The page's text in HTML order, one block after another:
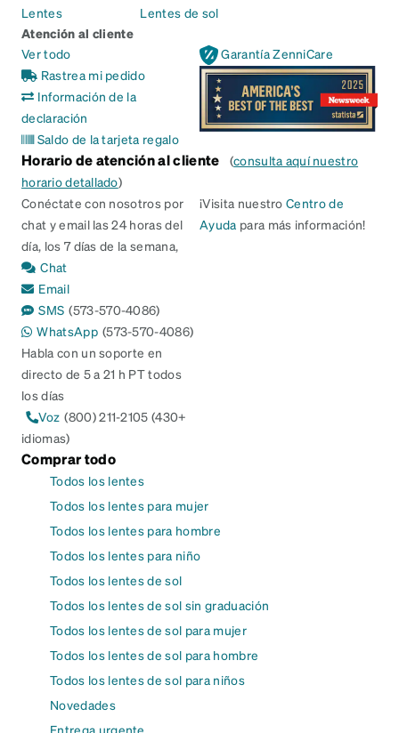
Lentes
Lentes de sol
Atención al cliente
Ver todo
Rastrea mi pedido
Información de la
declaración
Saldo de la tarjeta regalo
Garantía ZenniCare
Horario de atención al cliente (consulta aquí nuestro
horario detallado)
Conéctate con nosotros por
chat y email las 24 horas del
día, los 7 días de la semana,
Chat
Email
SMS (573-570-4086)
WhatsApp (573-570-4086)
Habla con un soporte en
directo de 5 a 21 h PT todos
los días
Voz (800) 211-2105 (430+
idiomas)
¡Visita nuestroCentro de
Ayuda para más información!
Comprar todo
Todos los lentes
Todos los lentes para mujer
Todos los lentes para hombre
Todos los lentes para niño
Todos los lentes de sol
Todos los lentes de sol sin graduación
Todos los lentes de sol para mujer
Todos los lentes de sol para hombre
Todos los lentes de sol para niños
Novedades
Entrega urgente